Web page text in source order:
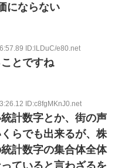
にならない
ID:lLDuC/e80.net
とですね
ID:c8fgMKnJ0.net
計数字とか、街の声
らでも出来るが、株
計数字の集合体全体
ていると言わざるを